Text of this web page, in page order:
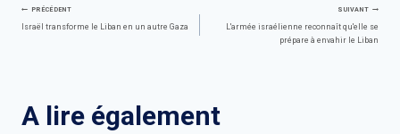
Navigation
PRÉCÉDENT
Israël transforme le Liban en un autre Gaza
SUIVANT
L'armée israélienne reconnaît qu'elle se
prépare à envahir le Liban
A lire également